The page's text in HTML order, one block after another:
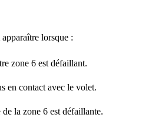
apparaître lorsque :
zone 6 est défaillant.
en contact avec le volet.
la zone 6 est défaillante.